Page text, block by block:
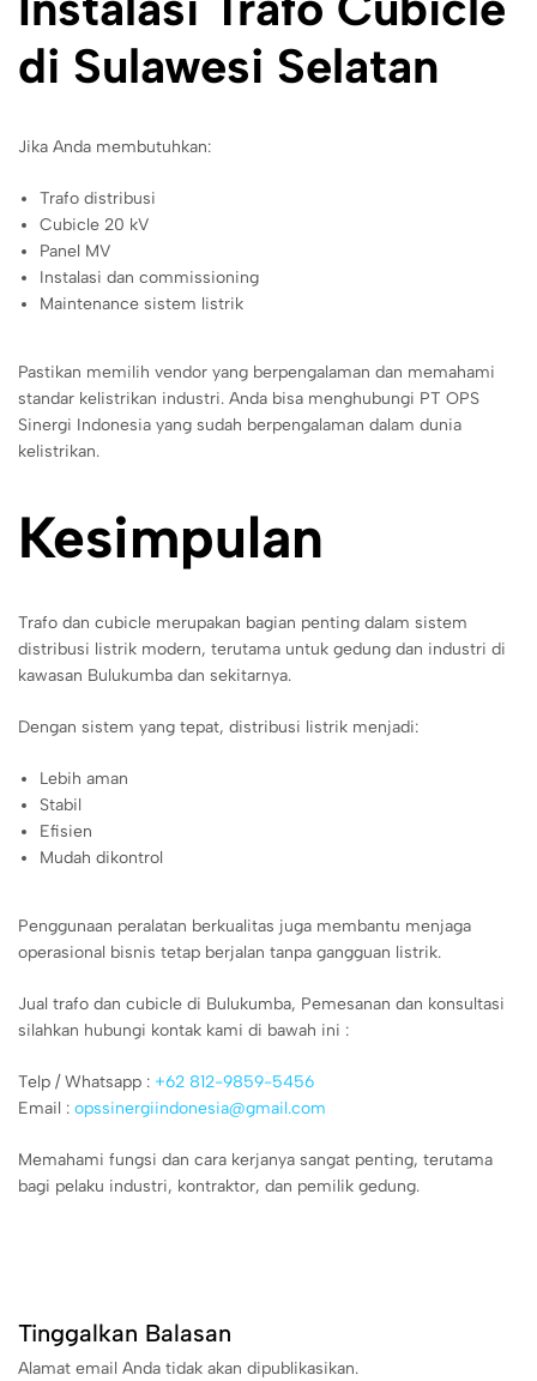
di Sulawesi Selatan
Jika Anda membutuhkan:
Trafo distribusi
Cubicle 20 kV
Panel MV
Instalasi dan commissioning
Maintenance sistem listrik
Pastikan memilih vendor yang berpengalaman dan memahami
standar kelistrikan industri. Anda bisa menghubungi PT OPS
Sinergi Indonesia yang sudah berpengalaman dalam dunia
kelistrikan.
Kesimpulan
Trafo dan cubicle merupakan bagian penting dalam sistem
distribusi listrik modern, terutama untuk gedung dan industri di
kawasan Bulukumba dan sekitarnya.
Dengan sistem yang tepat, distribusi listrik menjadi:
Lebih aman
Stabil
Efisien
Mudah dikontrol
Penggunaan peralatan berkualitas juga membantu menjaga
operasional bisnis tetap berjalan tanpa gangguan listrik.
Jual trafo dan cubicle di Bulukumba, Pemesanan dan konsultasi
silahkan hubungi kontak kami di bawah ini :
Telp / Whatsapp : +62 812-9859-5456
Email : opssinergiindonesia@gmail.com
Memahami fungsi dan cara kerjanya sangat penting, terutama
bagi pelaku industri, kontraktor, dan pemilik gedung.
Tinggalkan Balasan
Alamat email Anda tidak akan dipublikasikan.